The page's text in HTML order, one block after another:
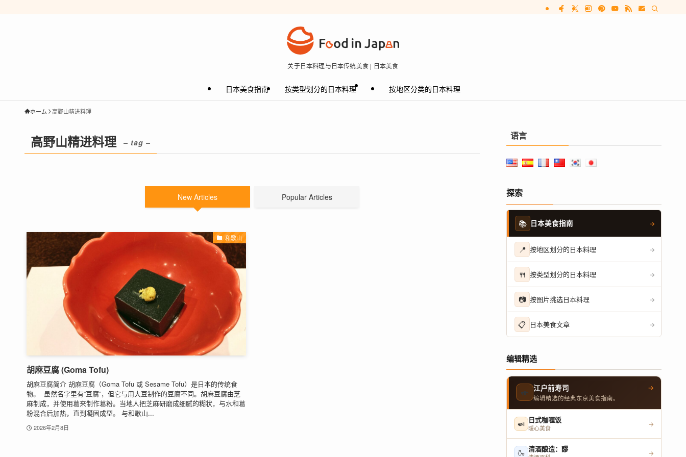
关于日本料理与日本传统美食 | 日本美食
日本美食指南 按类型划分的日本料理 按地区分类的日本料理
ホーム 高野山精进料理
高野山精进料理 – tag –
New Articles Popular Articles
和歌山
胡麻豆腐 (Goma Tofu)
胡麻豆腐简介 胡麻豆腐（Goma Tofu 或 Sesame Tofu）是日本的传统食
物。 虽然名字里有“豆腐”，但它与用大豆制作的豆腐不同。胡麻豆腐由芝
麻制成，并使用葛来制作葛粉。当地人把芝麻研磨成细腻的糊状，与水和葛
粉混合后加热，直到凝固成型。 与和歌山...
2026年2月8日
语言
探索
📚 日本美食指南 →
📍 按地区划分的日本料理 →
🍴 按类型划分的日本料理 →
📷 按图片挑选日本料理 →
📋 日本美食文章 →
编辑精选
🍣 江户前寿司
编辑精选的经典东京美食指南。
→
🍛 日式咖喱饭
暖心美食
→
🍶 清酒酿造：醪 →